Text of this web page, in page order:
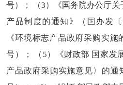
号）； （3）《国务院办公厅
产品制度的通知》（国办发〔
《环境标志产品政府采购实施
号）； （5）《财政部 国家发
产品政府采购实施意见〉的通